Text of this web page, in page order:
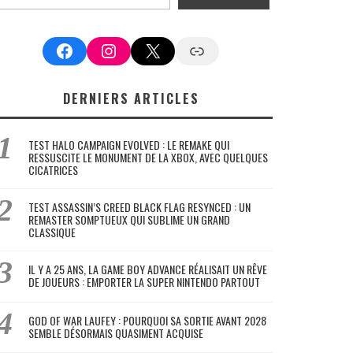
FacebookInstagram
X Google News
DERNIERS ARTICLES
TEST HALO CAMPAIGN EVOLVED : LE REMAKE QUI
RESSUSCITE LE MONUMENT DE LA XBOX, AVEC QUELQUES
CICATRICES
TEST ASSASSIN’S CREED BLACK FLAG RESYNCED : UN
REMASTER SOMPTUEUX QUI SUBLIME UN GRAND
CLASSIQUE
IL Y A 25 ANS, LA GAME BOY ADVANCE RÉALISAIT UN RÊVE
DE JOUEURS : EMPORTER LA SUPER NINTENDO PARTOUT
GOD OF WAR LAUFEY : POURQUOI SA SORTIE AVANT 2028
SEMBLE DÉSORMAIS QUASIMENT ACQUISE